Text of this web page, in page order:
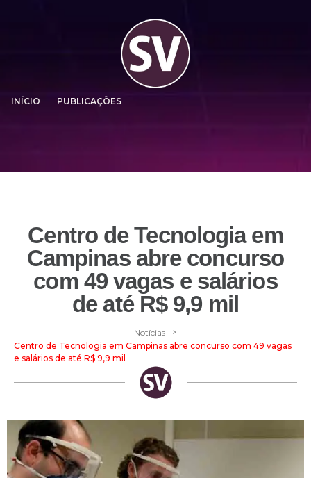
INÍCIO PUBLICAÇÕES
Centro de Tecnologia em
Campinas abre concurso
com 49 vagas e salários
de até R$ 9,9 mil
Notícias >
Centro de Tecnologia em Campinas abre concurso com 49 vagas
e salários de até R$ 9,9 mil